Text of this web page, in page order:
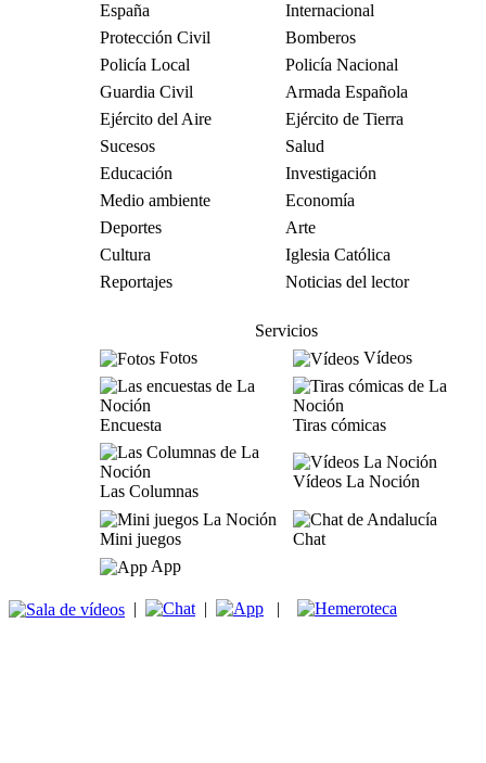
España
Internacional
Protección Civil
Bomberos
Policía Local
Policía Nacional
Guardia Civil
Armada Española
Ejército del Aire
Ejército de Tierra
Sucesos
Salud
Educación
Investigación
Medio ambiente
Economía
Deportes
Arte
Cultura
Iglesia Católica
Reportajes
Noticias del lector
Servicios
Fotos
Vídeos
Encuesta Tiras cómicas
Las Columnas
Vídeos La Noción
Mini juegos
Chat
App
| | |